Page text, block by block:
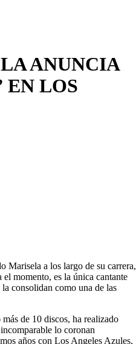
ANUNCIA
EN LOS
Marisela a los largo de su carrera,
el momento, es la única cantante
consolidan como una de las
de 10 discos, ha realizado
lo coronan
años con Los Angeles Azules,